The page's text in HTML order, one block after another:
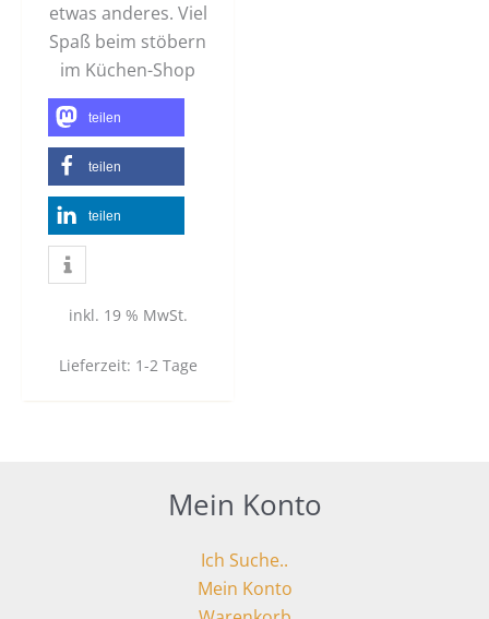
etwas anderes. Viel
Spaß beim stöbern
im Küchen-Shop
teilen
teilen
teilen
inkl. 19 % MwSt.
Lieferzeit: 1-2 Tage
Mein Konto
Ich Suche..
Mein Konto